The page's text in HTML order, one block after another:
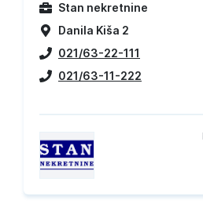
Stan nekretnine
Danila Kiša 2
021/63-22-111
021/63-11-222